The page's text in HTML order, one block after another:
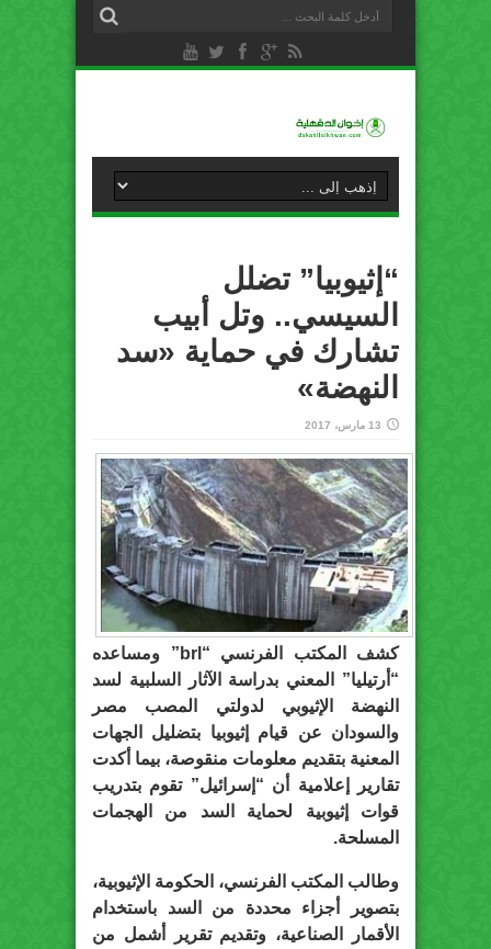
“إثيوبيا” تضلل
السيسي.. وتل أبيب
تشارك في حماية «سد
النهضة»
13 مارس، 2017
كشف المكتب الفرنسي “brl” ومساعده
“أرتيليا” المعني بدراسة الآثار السلبية لسد
النهضة الإثيوبي لدولتي المصب مصر
والسودان عن قيام إثيوبيا بتضليل الجهات
المعنية بتقديم معلومات منقوصة، بيما أكدت
تقارير إعلامية أن “إسرائيل” تقوم بتدريب
قوات إثيوبية لحماية السد من الهجمات
المسلحة.
وطالب المكتب الفرنسي، الحكومة الإثيوبية،
بتصوير أجزاء محددة من السد باستخدام
الأقمار الصناعية، وتقديم تقرير أشمل من